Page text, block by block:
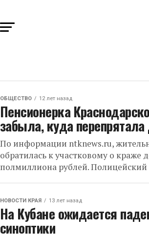
ОБЩЕСТВО 12 лет назад
Пенсионерка
забыла, куда перепрятала
По информации ntknews.ru,
обратилась к участковому о
полмиллиона рублей. Полицейский
НОВОСТИ КРАЯ 13 лет назад
На Кубане ожидается
синоптики